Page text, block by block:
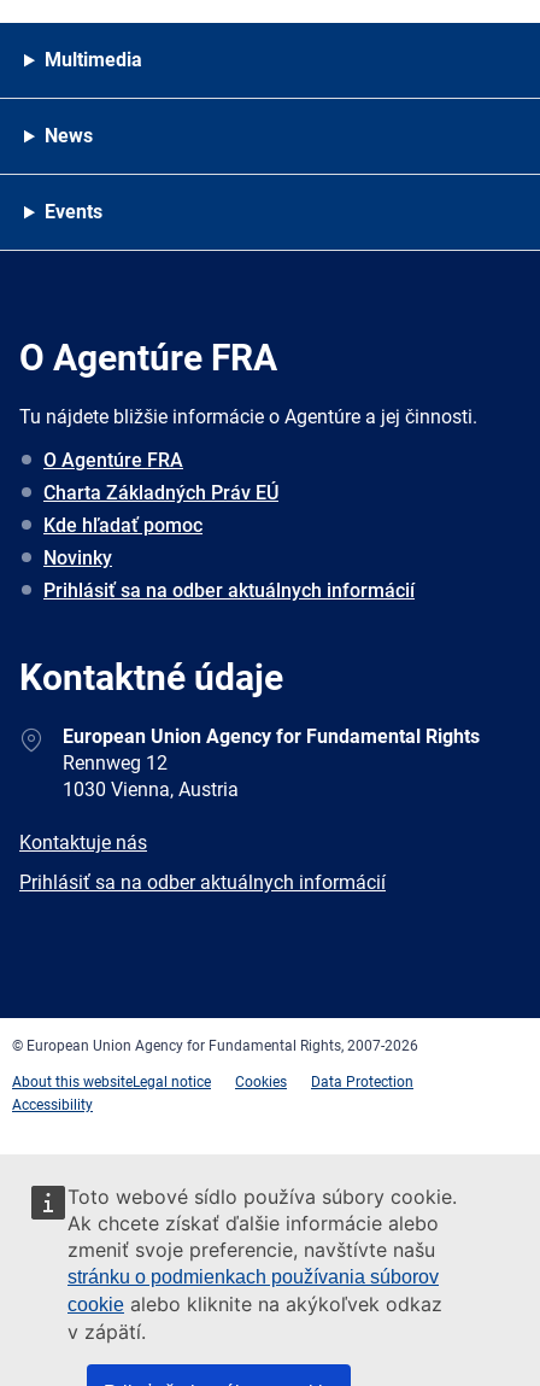
Toto webové sídlo používa súbory cookie.
Ak chcete získať ďalšie informácie alebo
zmeniť svoje preferencie, navštívte našu
stránku o podmienkach používania súborov
cookie alebo kliknite na akýkoľvek odkaz
v zápätí.
Multimedia
News
Events
O Agentúre FRA
Tu nájdete bližšie informácie o Agentúre a jej činnosti.
O Agentúre FRA
Charta Základných Práv EÚ
Kde hľadať pomoc
Novinky
Prihlásiť sa na odber aktuálnych informácií
Kontaktné údaje
AddressEuropean Union Agency for Fundamental Rights
Rennweg 12
1030 Vienna, Austria
E-
Kontaktuje nás
Newsletter
Prihlásiť sa na odber aktuálnych informácií
© European Union Agency for Fundamental Rights, 2007-2026
About this websiteLegal notice Cookies
Data Protection
Accessibility